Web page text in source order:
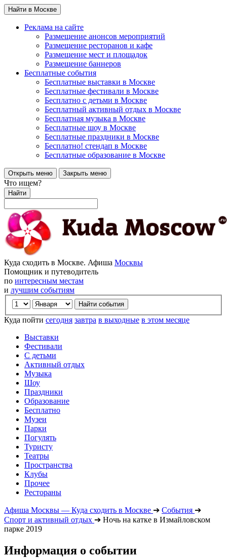
Найти в Москве
Реклама на сайте
Размещение анонсов мероприятий
Размещение ресторанов и кафе
Размещение мест и площадок
Размещение баннеров
Бесплатные события
Бесплатные выставки в Москве
Бесплатные фестивали в Москве
Бесплатно с детьми в Москве
Бесплатный активный отдых в Москве
Бесплатная музыка в Москве
Бесплатные шоу в Москве
Бесплатные праздники в Москве
Бесплатно! стендап в Москве
Бесплатные образование в Москве
Открыть меню Закрыть меню
Что ищем?
Найти
Куда сходить в Москве. Афиша Москвы
Помощник и путеводитель
по интересным местам
и лучшим событиям
Куда пойти сегодня завтра в выходные в этом месяце
Выставки
Фестивали
С детьми
Активный отдых
Музыка
Шоу
Праздники
Образование
Бесплатно
Музеи
Парки
Погулять
Туристу
Театры
Пространства
Клубы
Прочее
Рестораны
Афиша Москвы — Куда сходить в Москве ➔ События ➔
Спорт и активный отдых ➔ Ночь на катке в Измайловском
парке 2019
Информация о событии